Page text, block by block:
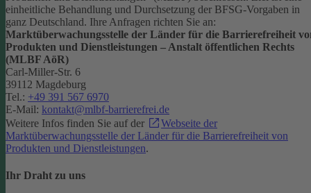
einheitliche Behandlung und Durchsetzung der BFSG-Vorgaben in
ganz Deutschland. Ihre Anfragen richten Sie an:
Marktüberwachungsstelle der Länder für die Barrierefreiheit
Produkten und Dienstleistungen – Anstalt öffentlichen Rechts
(MLBF AöR)
Carl-Miller-Str. 6
39112 Magdeburg
Tel.: +49 391 567 6970
E-Mail: kontakt@mlbf-barrierefrei.de
Weitere Infos finden Sie auf der
Webseite der
Marktüberwachungsstelle der Länder für die Barrierefreiheit von
Produkten und Dienstleistungen.
Ihr Draht zu uns